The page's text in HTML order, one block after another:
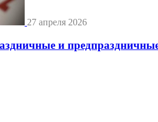
27 апреля 2026
и